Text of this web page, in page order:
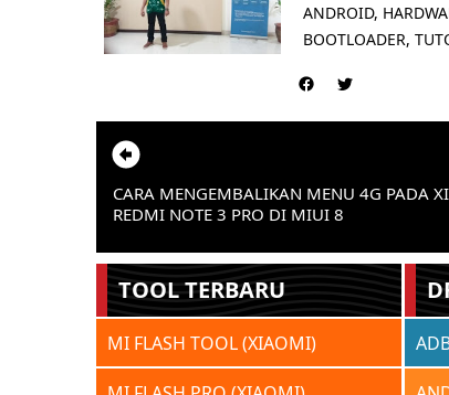
ANDROID,
BOOTLOADER,
CARA MENGEMBALIKAN MENU 4G PADA
REDMI NOTE 3 PRO DI MIUI 8
TOOL TERBARU
MI FLASH TOOL (XIAOMI)